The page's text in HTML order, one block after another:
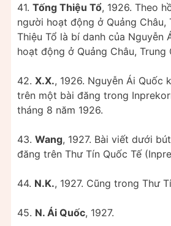
41. Tống Thiệu Tổ, 1926. Theo
người hoạt động ở Quảng Châu,
Thiệu Tổ là bí danh của Nguyễn
hoạt động ở Quảng Châu, Trung
42. X.X., 1926. Nguyễn Ái Quốc
trên một bài đăng trong
tháng 8 năm 1926.
43. Wang, 1927. Bài viết dưới
đăng trên Thư Tín Quốc Tế
44. N.K., 1927. Cũng trong Thư
45. N. Ái Quốc, 1927.